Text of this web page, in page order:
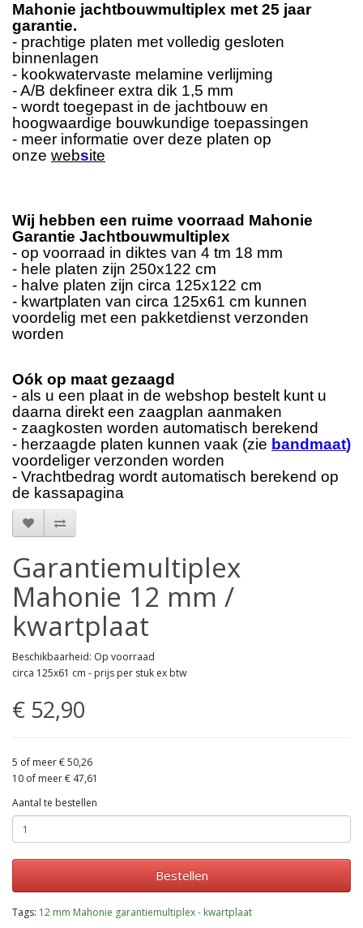
Mahonie jachtbouwmultiplex met 25 jaar
garantie.
- prachtige platen met volledig gesloten
binnenlagen
- kookwatervaste melamine verlijming
- A/B dekfineer extra dik 1,5 mm
- wordt toegepast in de jachtbouw en
hoogwaardige bouwkundige toepassingen
- meer informatie over deze platen op
onze website
Wij hebben een ruime voorraad Mahonie
Garantie Jachtbouwmultiplex
- op voorraad in diktes van 4 tm 18 mm
- hele platen zijn 250x122 cm
- halve platen zijn circa 125x122 cm
- kwartplaten van circa 125x61 cm kunnen
voordelig met een pakketdienst verzonden
worden
Oók op maat gezaagd
- als u een plaat in de webshop bestelt kunt u
daarna direkt een zaagplan aanmaken
- zaagkosten worden automatisch berekend
- herzaagde platen kunnen vaak (zie bandmaat)
voordeliger verzonden worden
- Vrachtbedrag wordt automatisch berekend op
de kassapagina
Garantiemultiplex
Mahonie 12 mm /
kwartplaat
Beschikbaarheid: Op voorraad
circa 125x61 cm - prijs per stuk ex btw
€ 52,90
5 of meer € 50,26
10 of meer € 47,61
Aantal te bestellen
Bestellen
Tags: 12 mm Mahonie garantiemultiplex - kwartplaat